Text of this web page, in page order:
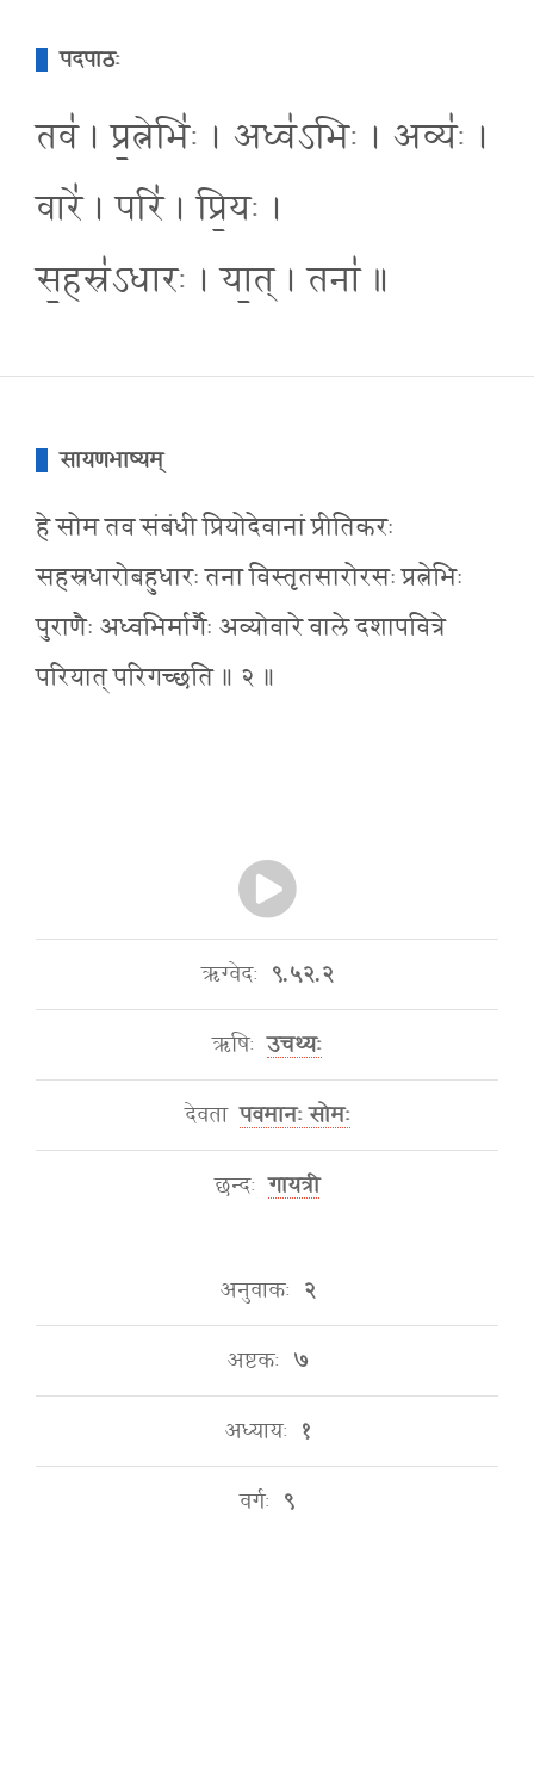
पदपाठः
तव॑ । प्र॒त्नेभिः॑ । अध्व॑ऽभिः । अव्यः॑ ।
वारे॑ । परि॑ । प्रि॒यः ।
स॒हस्र॑ऽधारः । या॒त् । तना॑ ॥
सायणभाष्यम्
हे सोम तव संबंधी प्रियोदेवानां प्रीतिकरः
सहस्रधारोबहुधारः तना विस्तृतसारोरसः प्रत्नेभिः
पुराणैः अध्वभिर्मार्गैः अव्योवारे वाले दशापवित्रे
परियात् परिगच्छति ॥ २ ॥
ऋग्वेदः ९.५२.२
ऋषिः उचथ्यः
देवता पवमानः सोमः
छन्दः गायत्री
अनुवाकः २
अष्टकः ७
अध्यायः १
वर्गः ९